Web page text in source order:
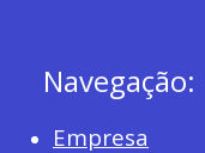
Navegação:
Empresa